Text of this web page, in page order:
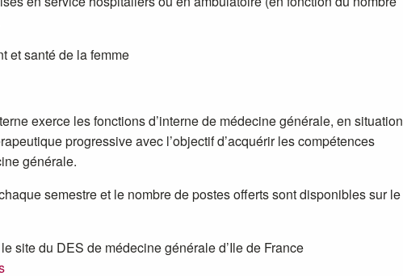
et santé de la femme
exerce les fonctions d’interne de médecine générale, en situation
progressive avec l’objectif d’acquérir les compétences
générale.
semestre et le nombre de postes offerts sont disponibles sur le
site du DES de médecine générale d’Ile de France